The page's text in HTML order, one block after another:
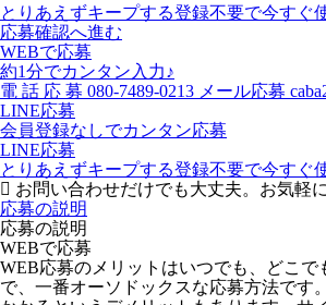
とりあえずキープする登録不要で今すぐ
応募確認へ進む
WEBで応募
約1分でカンタン入力♪
電 話 応 募 080-7489-0213 メール応募
LINE応募
会員登録なしでカンタン応募
LINE応募
とりあえずキープする登録不要で今すぐ
お問い合わせだけでも大丈夫。お気軽
応募の説明
応募の説明
WEBで応募
WEB応募のメリットはいつでも、どこで
で、一番オーソドックスな応募方法です